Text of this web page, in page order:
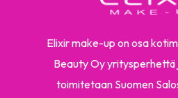
Elixir make-up on osa
Beauty Oy
toimitetaan Suomen